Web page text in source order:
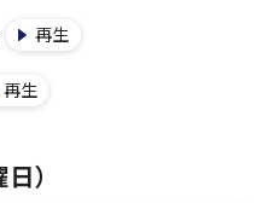
再生
再生
）